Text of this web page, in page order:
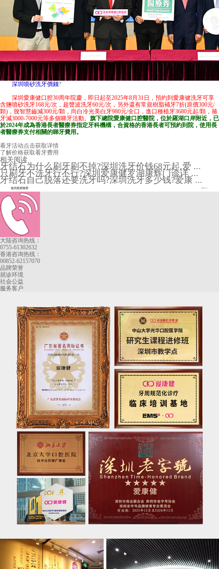
深圳噴砂洗牙價錢?
深圳愛康健口腔30周年院慶，即日起至2025年8月31日，預約到愛康健洗牙可享
含鹽噴砂洗牙168元/次，超聲波洗牙60元/次，另外還有常規樹脂補牙7折(原價300元/
顆)，脫智慧齒減300元/顆，尚白冷光美白牙980元/全口，進口種植牙3680元起/顆，箍
牙減3000-7000元等多個睇牙活動。 旗下總院愛康健口腔醫院 ，位於羅湖口岸附近，已
於2024年成為香港長者醫療券指定牙科機構，合資格的香港長者可預約到院，使用長
者醫療券支付相關的睇牙費用。
看牙活动点击获取详情
了解价格获取看牙费用
相关阅读
牙结石为什么刷牙刷不掉?深圳洗牙价钱68元起,爱 ...
只刷牙不洗牙行不行?深圳爱康健罗湖康辉门诊详 ...
牙结石自己脱落还要洗牙吗?深圳洗牙多少钱?爱康 ...
相关医师推荐 More+
大陆咨询热线：
0755-61302632
香港咨询热线：
00852-62157070
品牌荣誉
就诊环境
社会公益
服务客户